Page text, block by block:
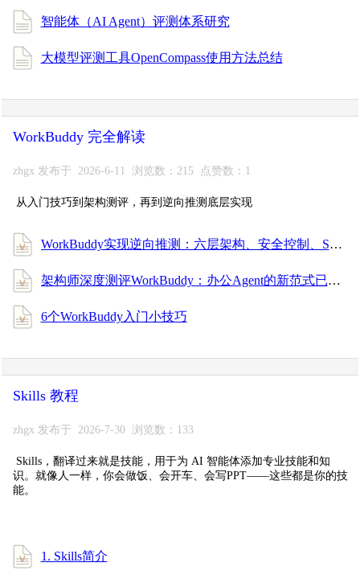
智能体（AI Agent）评测体系研究
大模型评测工具OpenCompass使用方法总结
WorkBuddy 完全解读
zhgx 发布于 2026-6-11 浏览数：215 点赞数：1
从入门技巧到架构测评，再到逆向推测底层实现
WorkBuddy实现逆向推测：六层架构、安全控制、SubAgent通信、上下文记忆管理的一些细节
架构师深度测评WorkBuddy：办公Agent的新范式已来
6个WorkBuddy入门小技巧
Skills 教程
zhgx 发布于 2026-7-30 浏览数：133
Skills，翻译过来就是技能，用于为 AI 智能体添加专业技能和知
识。就像人一样，你会做饭、会开车、会写PPT——这些都是你的技
能。
1. Skills简介